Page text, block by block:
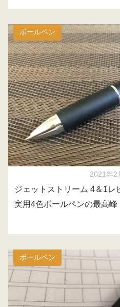
ボールペン
2021年2
ジェットストリーム 4＆1レ
実用4色ボールペンの最高峰
ボールペン